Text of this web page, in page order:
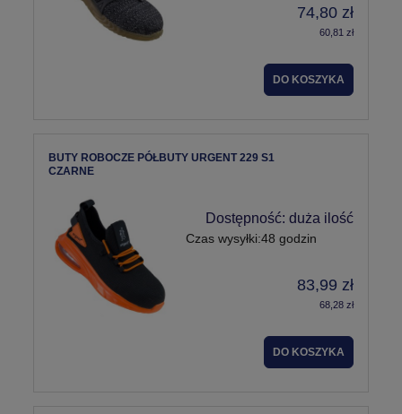
74,80 zł
60,81 zł
DO KOSZYKA
BUTY ROBOCZE PÓŁBUTY URGENT 229 S1
CZARNE
Dostępność: duża ilość
Czas wysyłki:48 godzin
83,99 zł
68,28 zł
DO KOSZYKA